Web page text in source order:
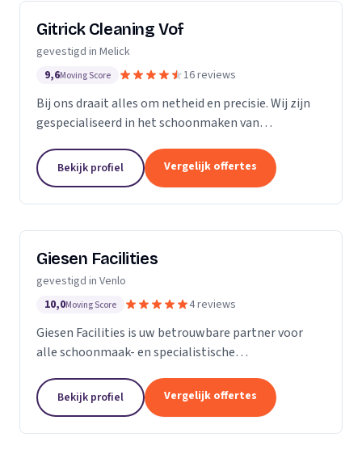
Gitrick Cleaning Vof
gevestigd in Melick
9,6Moving Score 16 reviews
Bij ons draait alles om netheid en precisie. Wij zijn
gespecialiseerd in het schoonmaken van
particulieren. We begrijpen dat zonnepanelen na
verloop van tijd of...
Bekijk profiel Vergelijk offertes
Giesen Facilities
gevestigd in Venlo
10,0Moving Score 4 reviews
Giesen Facilities is uw betrouwbare partner voor
alle schoonmaak- en specialistische
onze expertise in glasbewassing, vloeronderhoud en
gevelreiniging....
Bekijk profiel Vergelijk offertes